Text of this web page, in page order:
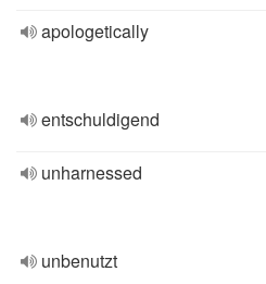
apologetically
entschuldigend
unharnessed
unbenutzt